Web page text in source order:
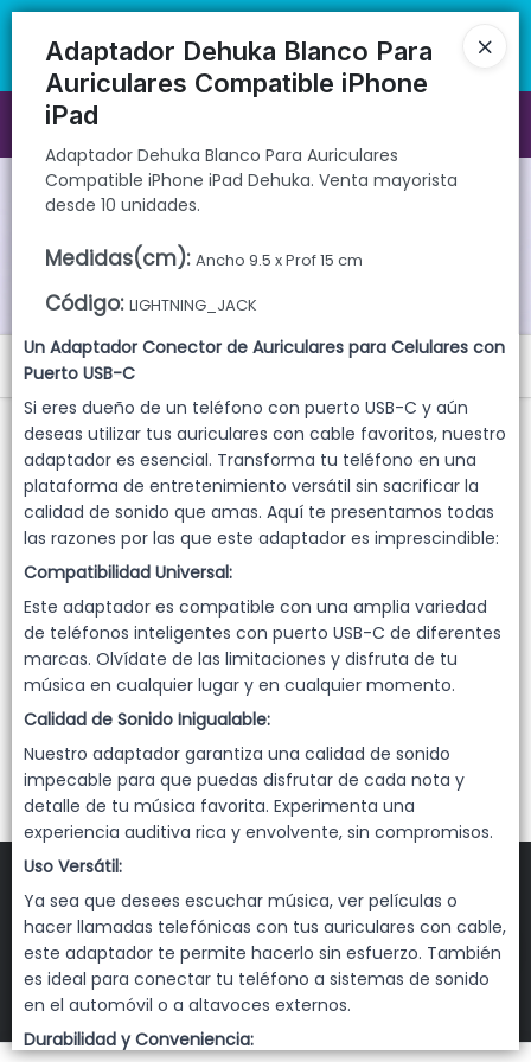
Adaptador Dehuka Blanco Para Auriculares Compatible iPhone iPad
Adaptador Dehuka Blanco Para
Auriculares Compatible iPhone
iPad
Adaptador Dehuka Blanco Para Auriculares
Compatible iPhone iPad Dehuka. Venta mayorista
desde 10 unidades.
Medidas(cm): Ancho 9.5 x Prof 15 cm
Código: LIGHTNING_JACK
Un Adaptador Conector de Auriculares para Celulares con
Puerto USB-C
Si eres dueño de un teléfono con puerto USB-C y aún
deseas utilizar tus auriculares con cable favoritos, nuestro
adaptador es esencial. Transforma tu teléfono en una
plataforma de entretenimiento versátil sin sacrificar la
calidad de sonido que amas. Aquí te presentamos todas
las razones por las que este adaptador es imprescindible:
Compatibilidad Universal:
Este adaptador es compatible con una amplia variedad
de teléfonos inteligentes con puerto USB-C de diferentes
marcas. Olvídate de las limitaciones y disfruta de tu
música en cualquier lugar y en cualquier momento.
Calidad de Sonido Inigualable:
Nuestro adaptador garantiza una calidad de sonido
impecable para que puedas disfrutar de cada nota y
detalle de tu música favorita. Experimenta una
experiencia auditiva rica y envolvente, sin compromisos.
Uso Versátil:
Ya sea que desees escuchar música, ver películas o
hacer llamadas telefónicas con tus auriculares con cable,
este adaptador te permite hacerlo sin esfuerzo. También
es ideal para conectar tu teléfono a sistemas de sonido
en el automóvil o a altavoces externos.
Durabilidad y Conveniencia:
directa | 📦 Comprá mayorista desde 10 unidades. ¡Registrate y
accedé a precios exclusivos!
CÓMO COMPRAR
QUIÉNES SOMOS
GARANTIAS
CONTACTO
Menú
Adaptador Dehuka Blanco Para Auriculares Compatible iPhone iPad
Dehuka. Venta mayorista desde 10 unidades.
FILTROS
Lista vacía
Defensa de las y los consumidores. Para reclamos